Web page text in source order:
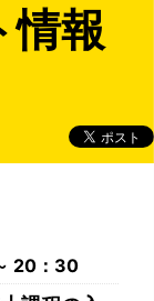
情報
20：30